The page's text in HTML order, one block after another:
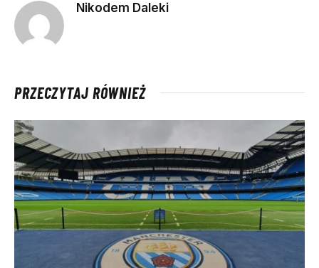
Nikodem Daleki
PRZECZYTAJ RÓWNIEŻ